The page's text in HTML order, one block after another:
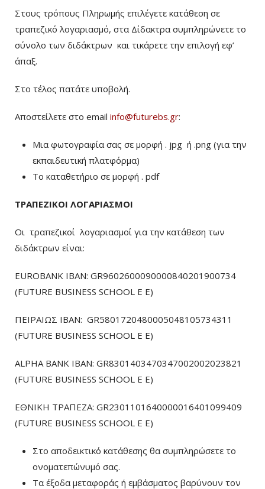
Στους τρόπους Πληρωμής επιλέγετε κατάθεση σε
τραπεζικό λογαριασμό, στα Δίδακτρα συμπληρώνετε το
σύνολο των διδάκτρων και τικάρετε την επιλογή εφ’
άπαξ.
Στο τέλος πατάτε υποβολή.
Αποστείλετε στο email info@futurebs.gr:
Μια φωτογραφία σας σε μορφή . jpg ή .png (για την
εκπαιδευτική πλατφόρμα)
To καταθετήριο σε μορφή . pdf
ΤΡΑΠΕΖΙΚΟΙ ΛΟΓΑΡΙΑΣΜΟΙ
Οι τραπεζικοί λογαριασμοί για την κατάθεση των
διδάκτρων είναι:
EUROBANK IBAN: GR9602600090000840201900734
(FUTURE BUSINESS SCHOOL E E)
ΠΕΙΡΑΙΩΣ ΙΒΑΝ: GR5801720480005048105734311
(FUTURE BUSINESS SCHOOL E E)
ALPHA BANK IBAN: GR8301403470347002002023821
(FUTURE BUSINESS SCHOOL E E)
ΕΘΝΙΚΗ ΤΡΑΠΕΖΑ: GR2301101640000016401099409
(FUTURE BUSINESS SCHOOL E E)
Στο αποδεικτικό κατάθεσης θα συμπληρώσετε το
ονοματεπώνυμό σας.
Τα έξοδα μεταφοράς ή εμβάσματος βαρύνουν τον